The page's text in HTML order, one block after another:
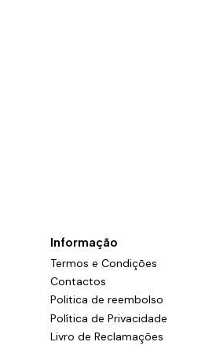
Informação
Termos e Condições
Contactos
Politica de reembolso
Política de Privacidade
Livro de Reclamações